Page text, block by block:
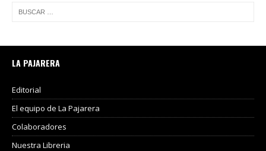
LA PAJARERA
Editorial
El equipo de La Pajarera
Colaboradores
Nuestra Libreria